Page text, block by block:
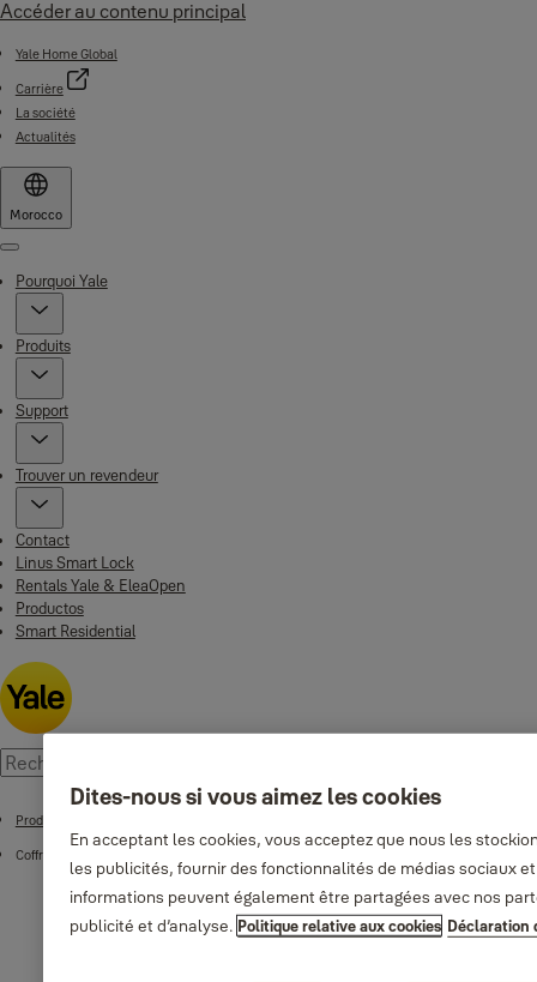
Accéder au contenu principal
Yale Home Global
Carrière
La société
Actualités
Morocco
Menu
Pourquoi Yale
Produits
Support
Trouver un revendeur
Contact
Linus Smart Lock
Rentals Yale & EleaOpen
Productos
Smart Residential
Produits
Coffres forts
Dites-nous si vous aimez les cookies
En acceptant les cookies, vous acceptez que nous les
les publicités, fournir des fonctionnalités de médias sociaux
informations peuvent également être partagées avec nos
publicité et d’analyse. Politique relative aux cookies Déclaration